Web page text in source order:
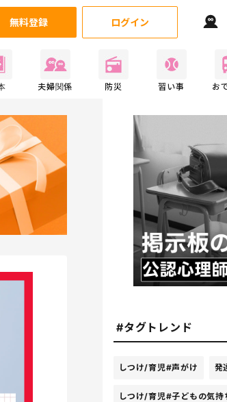
無料登録 ログイン
夫婦関係 防災 習い事 お
#タグトレンド
しつけ/育児#声がけ 発
しつけ/育児#子どもの気持